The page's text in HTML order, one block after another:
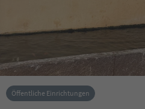
Öffentliche Einrichtungen